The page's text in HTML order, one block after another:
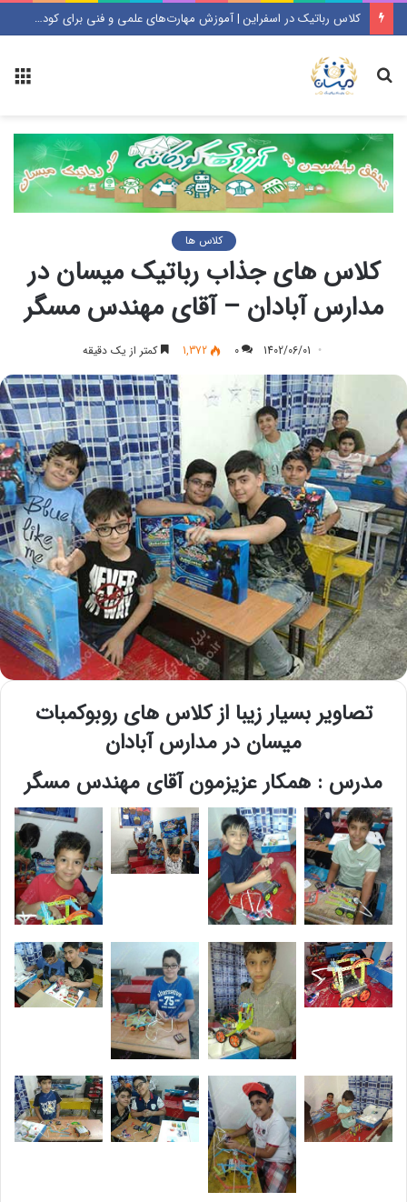
کلاس رباتیک در اسفراین | آموزش مهارت‌های علمی و فنی برای کودکان و نوجوانان
جستجو
کلاس ها
کلاس های جذاب رباتیک میسان در
مدارس آبادان – آقای مهندس مسگر
1402/06/01
0
1,372 کمتر از یک دقیقه
تصاویر بسیار زیبا از کلاس های روبوکمبات
میسان در مدارس آبادان
مدرس : همکار عزیزمون آقای مهندس مسگر